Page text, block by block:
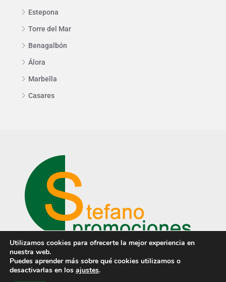
Estepona
Torre del Mar
Benagalbón
Álora
Marbella
Casares
© © Stefano Promociones ·
Utilizamos cookies para ofrecerte la mejor experiencia en
nuestra web.
Puedes aprender más sobre qué cookies utilizamos o
desactivarlas en los ajustes.